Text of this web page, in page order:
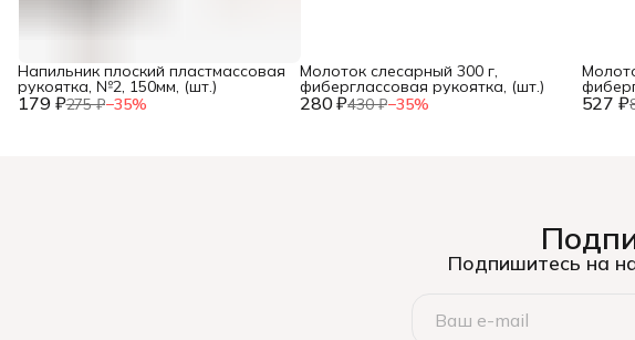
179 ₽275 ₽−35%
Напильник плоский пластмассовая
рукоятка, №2, 150мм, (шт.)
280 ₽430 ₽−35%
Молоток слесарный 300 г,
фиберглассовая рукоятка, (шт.)
527 ₽
Подпишитесь на